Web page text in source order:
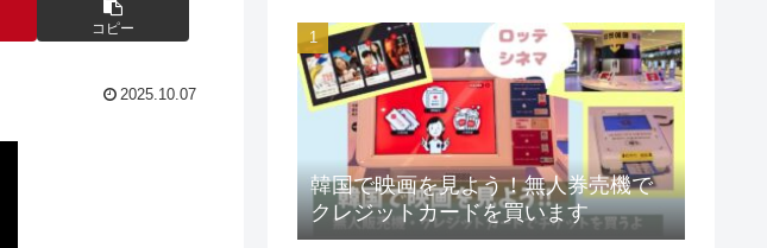
コピー
2025.10.07
韓国で映画を見よう！無人券売機で
クレジットカードを買います